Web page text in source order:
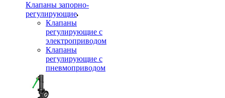
Клапаны запорно-
регулирующие
Клапаны
регулирующие с
электроприводом
Клапаны
регулирующие с
пневмоприводом